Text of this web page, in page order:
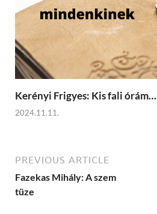
Kerényi Frigyes: Kis fali órám…
2024.11.11.
PREVIOUS ARTICLE
Fazekas Mihály: A szem
tüze